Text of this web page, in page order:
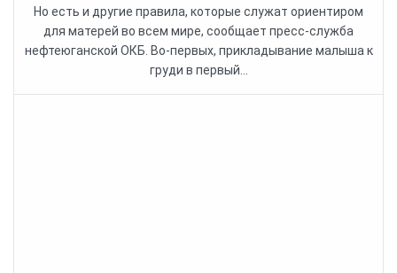
Но есть и другие правила, которые служат ориентиром
для матерей во всем мире, сообщает пресс-служба
нефтеюганской ОКБ. Во-первых, прикладывание малыша к
груди в первый...